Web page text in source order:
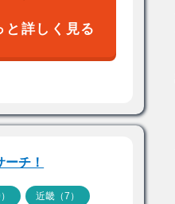
と詳しく見る
チ！
近畿（7）